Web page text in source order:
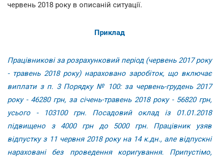
червень 2018 року в описаній ситуації.
Приклад
Працівникові за розрахунковий період (червень 2017 року
- травень 2018 року) нараховано заробіток, що включає
виплати з п. 3 Порядку № 100: за червень-грудень 2017
року - 46280 грн, за січень-травень 2018 року - 56820 грн,
усього - 103100 грн. Посадовий оклад із 01.01.2018
підвищено з 4000 грн до 5000 грн. Працівник узяв
відпустку з 11 червня 2018 року на 14 к.дн., але відпускні
нараховані без проведення коригування. Припустімо,